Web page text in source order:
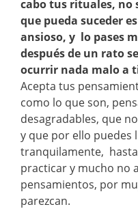
cabo tus rituales, no
que pueda suceder
ansioso, y lo pases
después de un rato
ocurrir nada malo a
Acepta tus
como lo que son,
desagradables, que
y que por ello puedes
tranquilamente,
practicar y mucho no
pensamientos, por
parezcan.